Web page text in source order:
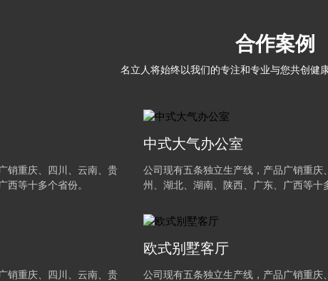
合作案例
名立人将始终以我们的专注和专业与您共创健
销重庆、四川、云南、贵
西等十多个省份。
中式大气办公室
公司现有五条独立生产线，产品广销重庆
州、湖北、湖南、陕西、广东、广西等十
销重庆、四川、云南、贵
欧式别墅客厅
公司现有五条独立生产线，产品广销重庆